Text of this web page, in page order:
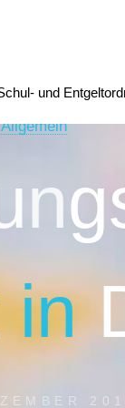
und
Allgemein
ng
in